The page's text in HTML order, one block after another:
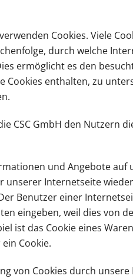
Cookies. Viele
durch welche
ermöglicht es den
enthalten, zu
CSC GmbH den
und Angebote
unserer Internetseite
Benutzer einer
eingeben, weil dies von
ist das Cookie eines
Cookie.
von Cookies durch